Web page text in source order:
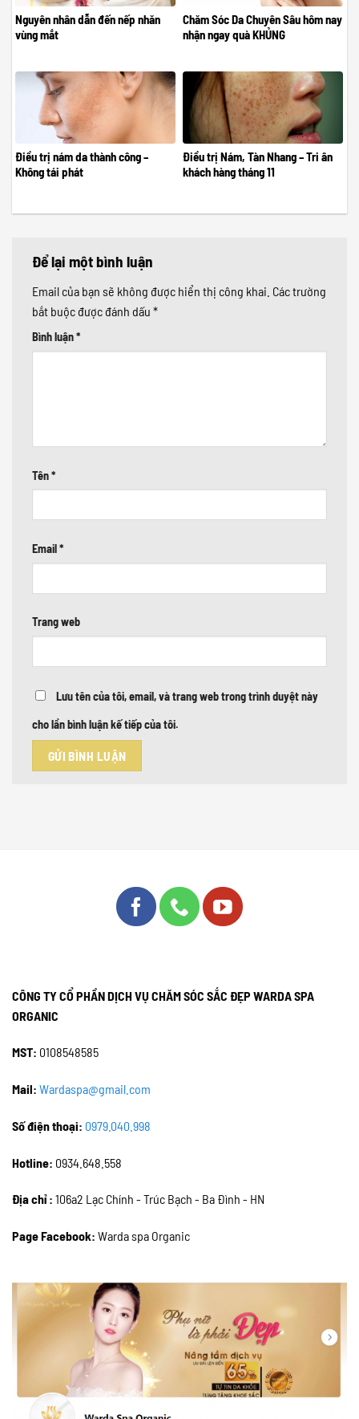
Nguyên nhân dẫn đến nếp nhăn
vùng mắt
Chăm Sóc Da Chuyên Sâu hôm nay
nhận ngay quà KHỦNG
Điều trị nám da thành công –
Không tái phát
Điều trị Nám, Tàn Nhang – Tri ân
khách hàng tháng 11
Để lại một bình luận
Email của bạn sẽ không được hiển thị công khai. Các trường
bắt buộc được đánh dấu *
Bình luận*
Tên*
Email*
Trang web
Lưu tên của tôi, email, và trang web trong trình duyệt này
cho lần bình luận kế tiếp của tôi.
CÔNG TY CỔ PHẦN DỊCH VỤ CHĂM SÓC SẮC ĐẸP WARDA SPA
ORGANIC
MST: 0108548585
Mail: Wardaspa@gmail.com
Số điện thoại: 0979.040.998
Hotline: 0934.648.558
Địa chỉ : 106a2 Lạc Chính - Trúc Bạch - Ba Đình - HN
Page Facebook: Warda spa Organic